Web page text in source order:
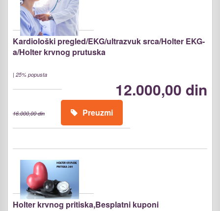
Kardiološki pregled/EKG/ultrazvuk srca/Holter EKG-
a/Holter krvnog prutuska
| 25% popusta
12.000,00 din
16.000,00 din Preuzmi
Holter krvnog pritiska,Besplatni kuponi